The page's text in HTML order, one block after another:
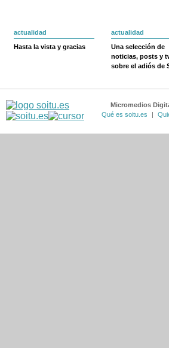
actualidad
Hasta la vista y gracias
actualidad
Una selección de
noticias, posts y
sobre el adiós de
Micromedios
Qué es soitu.es
|